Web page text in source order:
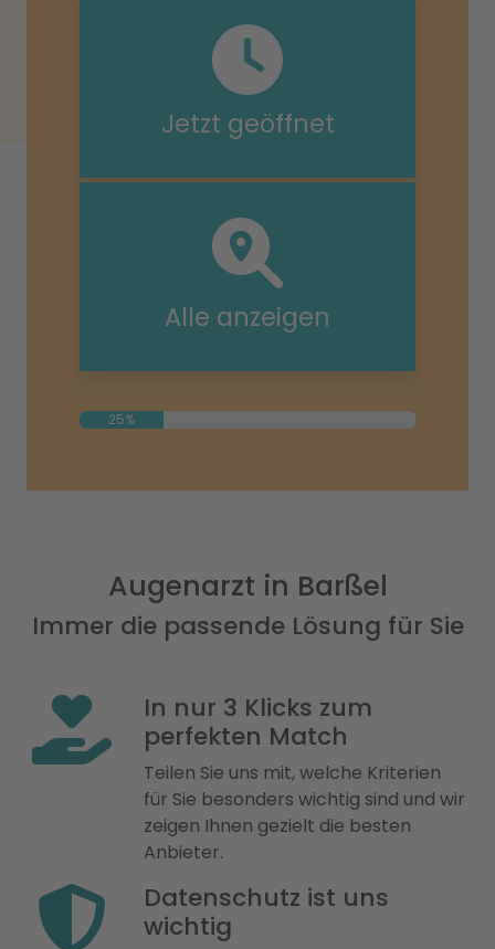
Jetzt geöffnet
Alle anzeigen
25%
Augenarzt in Barßel
Immer die passende Lösung für Sie
In nur 3 Klicks zum
perfekten Match
Teilen Sie uns mit, welche Kriterien
für Sie besonders wichtig sind und wir
zeigen Ihnen gezielt die besten
Anbieter.
Datenschutz ist uns
wichtig